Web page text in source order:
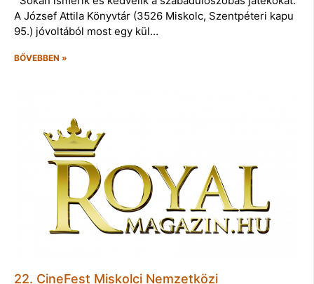
A József Attila Könyvtár (3526 Miskolc, Szentpéteri kapu
95.) jóvoltából most egy kül…
BŐVEBBEN »
22. CineFest Miskolci Nemzetközi